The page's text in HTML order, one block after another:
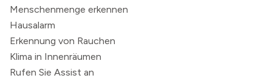
Menschenmenge erkennen
Hausalarm
Erkennung von Rauchen
Klima in Innenräumen
Rufen Sie Assist an